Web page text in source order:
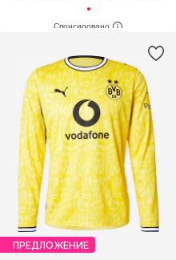
ПРЕДЛОЖЕНИЕ